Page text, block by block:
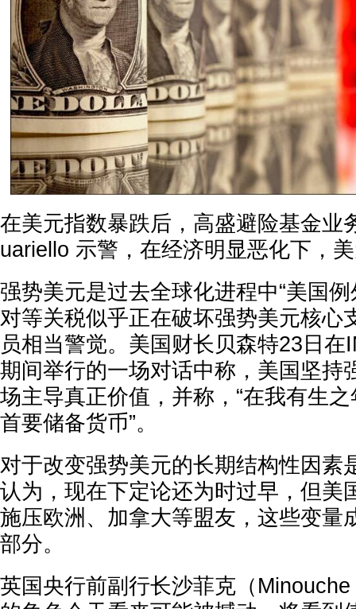
在美元指数暴跌后，高盛避险基金业
uariello 示警，在经济明显恶化下，
强势美元是过去全球化进程中“美国
对等关税似乎正在破坏强势美元核心
员相当警觉。美国财长贝森特23日在
期间举行的一场对话中称，美国坚持
场主导真正价值，并称，“在我有生
首要储备货币”。
对于改变强势美元的长期结构性因素
认为，现在下定论还为时过早，但美
施压欧洲、加拿大等盟友，这些变量
部分。
英国央行前副行长沙菲克（